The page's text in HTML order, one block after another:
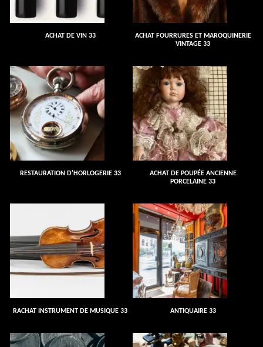
ACHAT DE VIN 33
ACHAT FOURRURES ET MAROQUINERIE
VINTAGE 33
RESTAURATION D'HORLOGERIE 33
ACHAT DE POUPÉE ANCIENNE
PORCELAINE 33
RACHAT INSTRUMENT DE MUSIQUE 33 ANTIQUAIRE 33